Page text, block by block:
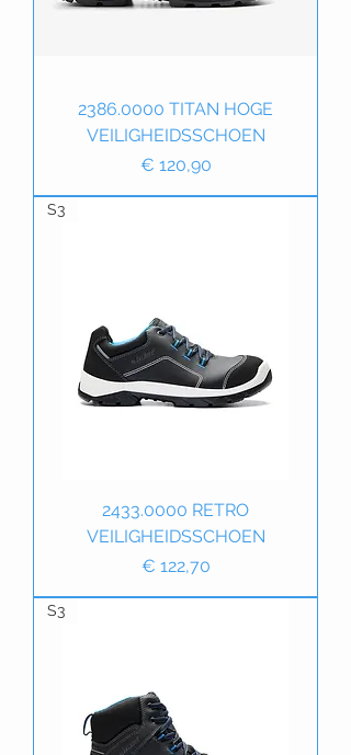
2386.0000 TITAN HOGE
VEILIGHEIDSSCHOEN
Prijs
€ 120,90
S3
2433.0000 RETRO
VEILIGHEIDSSCHOEN
Prijs
€ 122,70
S3